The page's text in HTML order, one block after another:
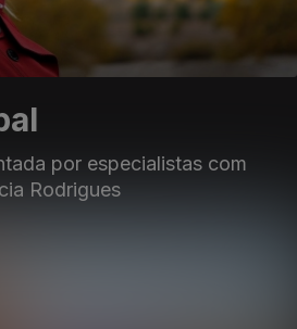
por especialistas com
Rodrigues